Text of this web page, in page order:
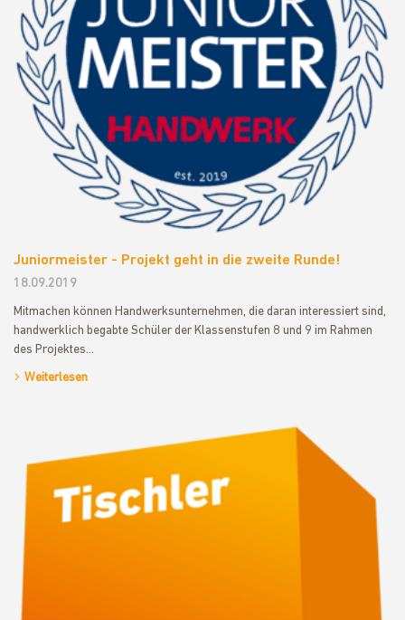
Juniormeister - Projekt geht in die zweite Runde!
18.09.2019
Mitmachen können Handwerksunternehmen, die daran interessiert sind,
handwerklich begabte Schüler der Klassenstufen 8 und 9 im Rahmen
des Projektes…
Weiterlesen